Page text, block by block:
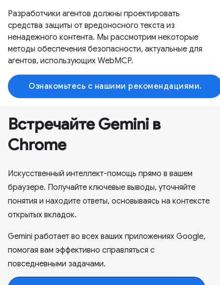
Разработчики агентов должны проектировать
средства защиты от вредоносного текста из
ненадежного контента. Мы рассмотрим некоторые
методы обеспечения безопасности, актуальные для
агентов, использующих WebMCP.
Ознакомьтесь с нашими рекомендациями.
Встречайте Gemini в
Chrome
Искусственный интеллект-помощь прямо в вашем
браузере. Получайте ключевые выводы, уточняйте
понятия и находите ответы, основываясь на контексте
открытых вкладок.
Gemini работает во всех ваших приложениях Google,
помогая вам эффективно справляться с
повседневными задачами.